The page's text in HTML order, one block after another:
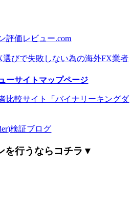
評価レビュー.com
びで失敗しない為の海外FX業者
ーサイトマップページ
比較サイト「バイナリーキングダ
検証ブログ
を行うならコチラ▼